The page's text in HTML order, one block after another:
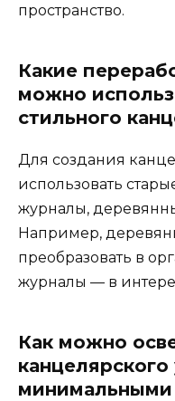
пространство.
Какие
можно
стильного
Для создания
использовать
журналы,
Например,
преобразовать в
журналы — в
Как можно
канцелярского
минимальными